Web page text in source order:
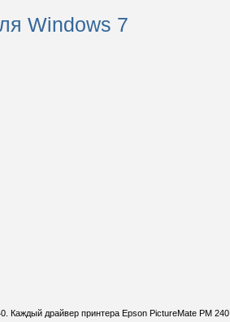
Windows 7
Каждый драйвер принтера Epson PictureMate PM 240